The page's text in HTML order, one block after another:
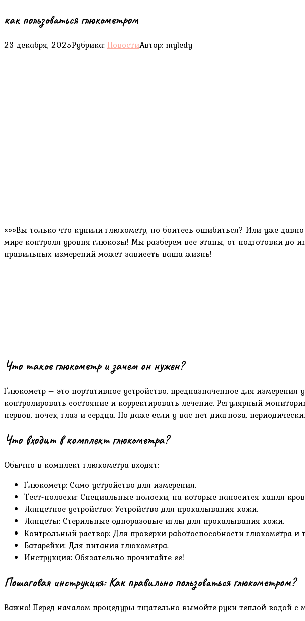
как пользоваться глюкометром
23 декабря, 2025Рубрика: НовостиАвтор: myledy
«»»Вы только что купили глюкометр, но боитесь ошибиться? Или уже
мире контроля уровня глюкозы! Мы разберем все этапы, от подготовки до
правильных измерений может зависеть ваша жизнь!
Что такое глюкометр и зачем он нужен?
Глюкометр – это портативное устройство, предназначенное для
контролировать состояние и корректировать лечение. Регулярный
нервов, почек, глаз и сердца. Но даже если у вас нет диагноза,
Что входит в комплект глюкометра?
Обычно в комплект глюкометра входят:
Глюкометр: Само устройство для измерения.
Тест-полоски: Специальные полоски, на которые наносится капля
Ланцетное устройство: Устройство для прокалывания кожи.
Ланцеты: Стерильные одноразовые иглы для прокалывания кожи.
Контрольный раствор: Для проверки работоспособности глюкометра и
Батарейки: Для питания глюкометра.
Инструкция: Обязательно прочитайте ее!
Пошаговая инструкция: Как правильно пользоваться глюкометром?
Важно! Перед началом процедуры тщательно вымойте руки теплой водой